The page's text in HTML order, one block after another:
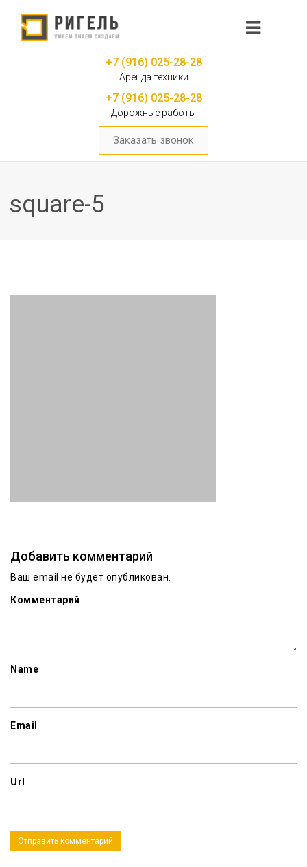
+7 (916) 025-28-28
Аренда техники
+7 (916) 025-28-28
Дорожные работы
Заказать звонок
square-5
Добавить комментарий
Ваш email не будет опубликован.
Комментарий
Name
Email
Url